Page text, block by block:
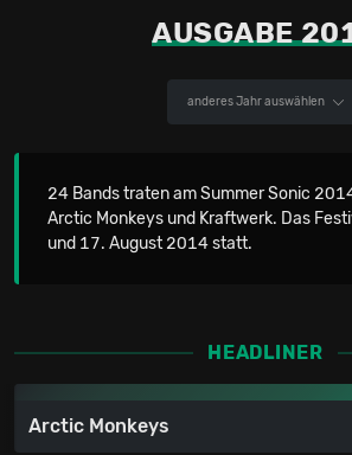
AUSGABE
anderes Jahr auswählen
24 Bands traten am Summer Sonic
Arctic Monkeys und Kraftwerk. Das
und 17. August 2014 statt.
HEADLINER
Arctic Monkeys